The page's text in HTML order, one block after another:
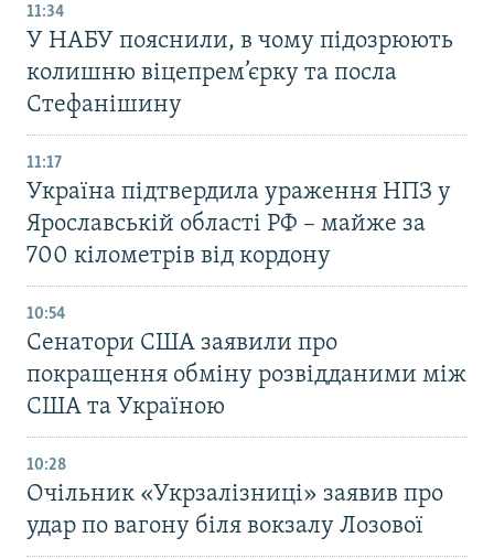
11:34
У НАБУ пояснили, в чому підозрюють
колишню віцепрем’єрку та посла
Стефанішину
11:17
Україна підтвердила ураження НПЗ у
Ярославській області РФ – майже за
700 кілометрів від кордону
10:54
Сенатори США заявили про
покращення обміну розвідданими між
США та Україною
10:28
Очільник «Укрзалізниці» заявив про
удар по вагону біля вокзалу Лозової